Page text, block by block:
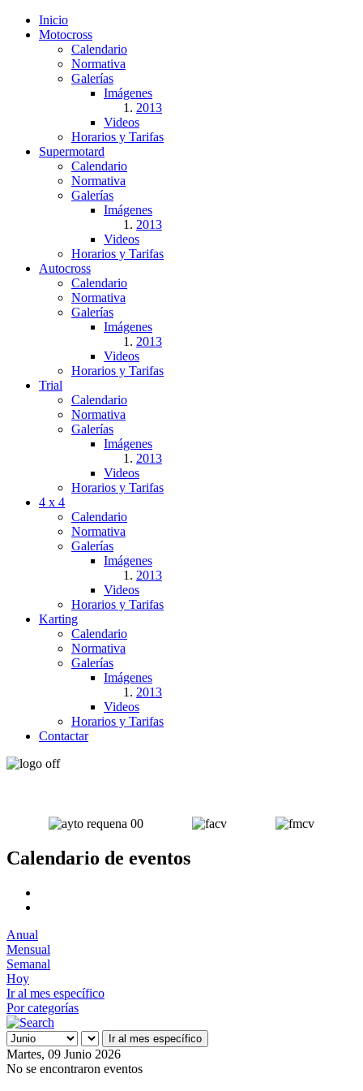
Inicio
Motocross
Calendario
Normativa
Galerías
Imágenes
2013
Videos
Horarios y Tarifas
Supermotard
Calendario
Normativa
Galerías
Imágenes
2013
Videos
Horarios y Tarifas
Autocross
Calendario
Normativa
Galerías
Imágenes
2013
Videos
Horarios y Tarifas
Trial
Calendario
Normativa
Galerías
Imágenes
2013
Videos
Horarios y Tarifas
4 x 4
Calendario
Normativa
Galerías
Imágenes
2013
Videos
Horarios y Tarifas
Karting
Calendario
Normativa
Galerías
Imágenes
2013
Videos
Horarios y Tarifas
Contactar
Calendario de eventos
Anual
Mensual
Semanal
Hoy
Ir al mes específico
Por categorías
Ir al mes específico
Martes, 09 Junio 2026
No se encontraron eventos